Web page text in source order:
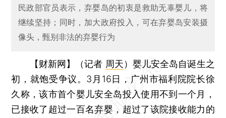
民政部官员表示，弃婴岛的初衷是救助无辜婴儿，将
继续坚持；同时，加大政府投入，可在弃婴岛安装摄
像头，甄别非法的弃婴行为
【财新网】（记者 周天） 婴儿安全岛自诞生之
初，就饱受争议。3月16日，广州市福利院院长徐
久称，该市首个婴儿安全岛投入使用不到一个月，
已接收了超过一百名弃婴，超过了该院接收能力的